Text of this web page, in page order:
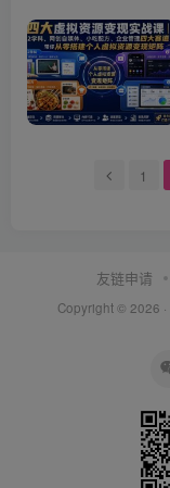
1
友链申请
Copyright © 2026 ·